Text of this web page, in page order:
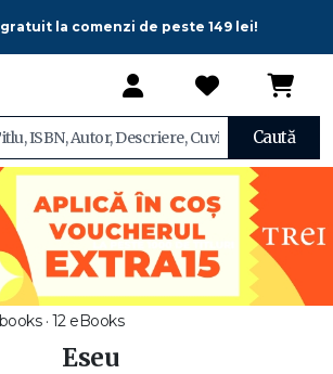
la comenzi de peste 149 lei!
Caută
· 12 eBooks
Eseu